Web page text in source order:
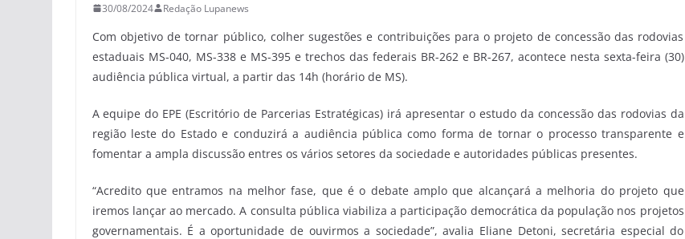
30/08/2024 Redação Lupanews
Com objetivo de tornar público, colher sugestões e contribuições para o projeto de concessão das rodovias
estaduais MS-040, MS-338 e MS-395 e trechos das federais BR-262 e BR-267, acontece nesta sexta-feira (30)
audiência pública virtual, a partir das 14h (horário de MS).
A equipe do EPE (Escritório de Parcerias Estratégicas) irá apresentar o estudo da concessão das rodovias da
região leste do Estado e conduzirá a audiência pública como forma de tornar o processo transparente e
fomentar a ampla discussão entres os vários setores da sociedade e autoridades públicas presentes.
“Acredito que entramos na melhor fase, que é o debate amplo que alcançará a melhoria do projeto que
iremos lançar ao mercado. A consulta pública viabiliza a participação democrática da população nos projetos
governamentais. É a oportunidade de ouvirmos a sociedade”, avalia Eliane Detoni, secretária especial do